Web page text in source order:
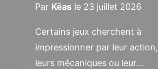
Par Këas le 23 juillet 2026
Certains jeux cherchent à
impressionner par leur action,
leurs mécaniques ou leur...